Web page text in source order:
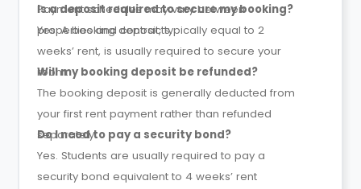
Payment schedules may vary between
properties and contracts.
Is a deposit required to secure my booking?
Yes. A booking deposit, typically equal to 2
weeks’ rent, is usually required to secure your
room.
Will my booking deposit be refunded?
The booking deposit is generally deducted from
your first rent payment rather than refunded
separately.
Do I need to pay a security bond?
Yes. Students are usually required to pay a
security bond equivalent to 4 weeks’ rent